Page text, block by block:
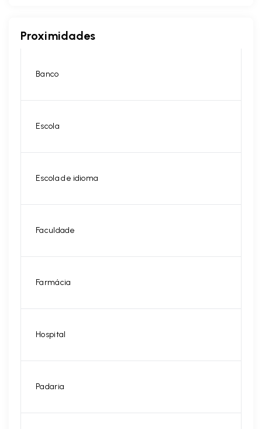
Proximidades
Banco
Escola
Escola de idioma
Faculdade
Farmácia
Hospital
Padaria